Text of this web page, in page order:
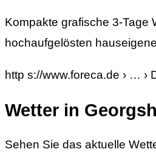
Kompakte grafische 3-Tage
hochaufgelösten
http s://www.foreca.de › … ›
Wetter in
Sehen Sie das aktuelle